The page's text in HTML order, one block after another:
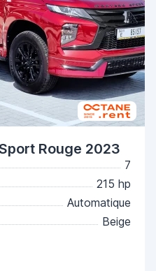
Rouge 2023
7
215 hp
Automatique
Beige